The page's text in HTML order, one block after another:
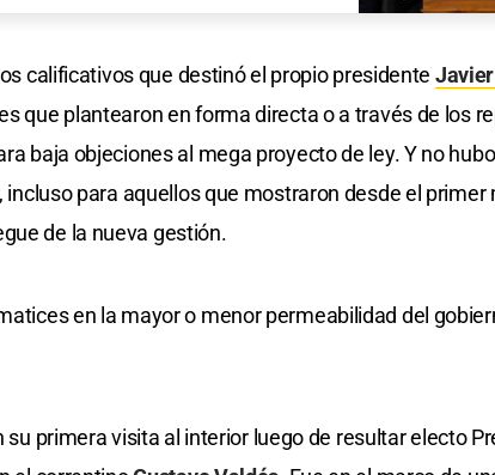
calificativos que destinó el propio presidente
que plantearon en forma directa o a través de los
baja objeciones al mega proyecto de ley. Y no
incluso para aquellos que mostraron desde el
de la nueva gestión.
en la mayor o menor permeabilidad del
su primera visita al interior luego de resultar electo